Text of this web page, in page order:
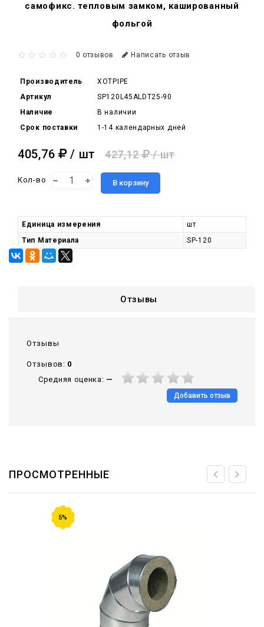
самофикс. тепловым замком, кашированный
фольгой
0 отзывов Написать отзыв
Производитель
XOTPIPE
Артикул
SP120L45ALDT25-90
Наличие
В наличии
Срок поставки
1-14 календарных дней
405,76 / шт 427,12 / шт
Кол-во В корзину
Единица измерения
шт
Тип Материала
SP-120
Отзывы
Отзывы
Отзывов: 0
Средняя оценка: —
Добавить отзыв
ПРОСМОТРЕННЫЕ
5%